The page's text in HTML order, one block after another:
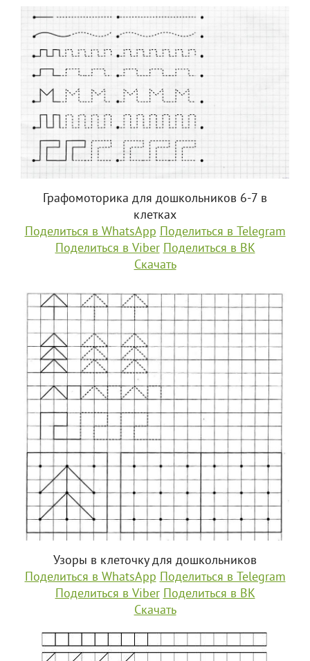
Графомоторика для дошкольников 6-7 в
клетках
Поделиться в WhatsApp Поделиться в Telegram
Поделиться в Viber Поделиться в ВК
Скачать
Узоры в клеточку для дошкольников
Поделиться в WhatsApp Поделиться в Telegram
Поделиться в Viber Поделиться в ВК
Скачать